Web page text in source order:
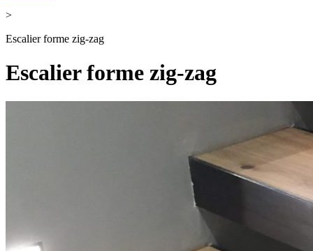
>
Escalier forme zig-zag
Escalier forme zig-zag